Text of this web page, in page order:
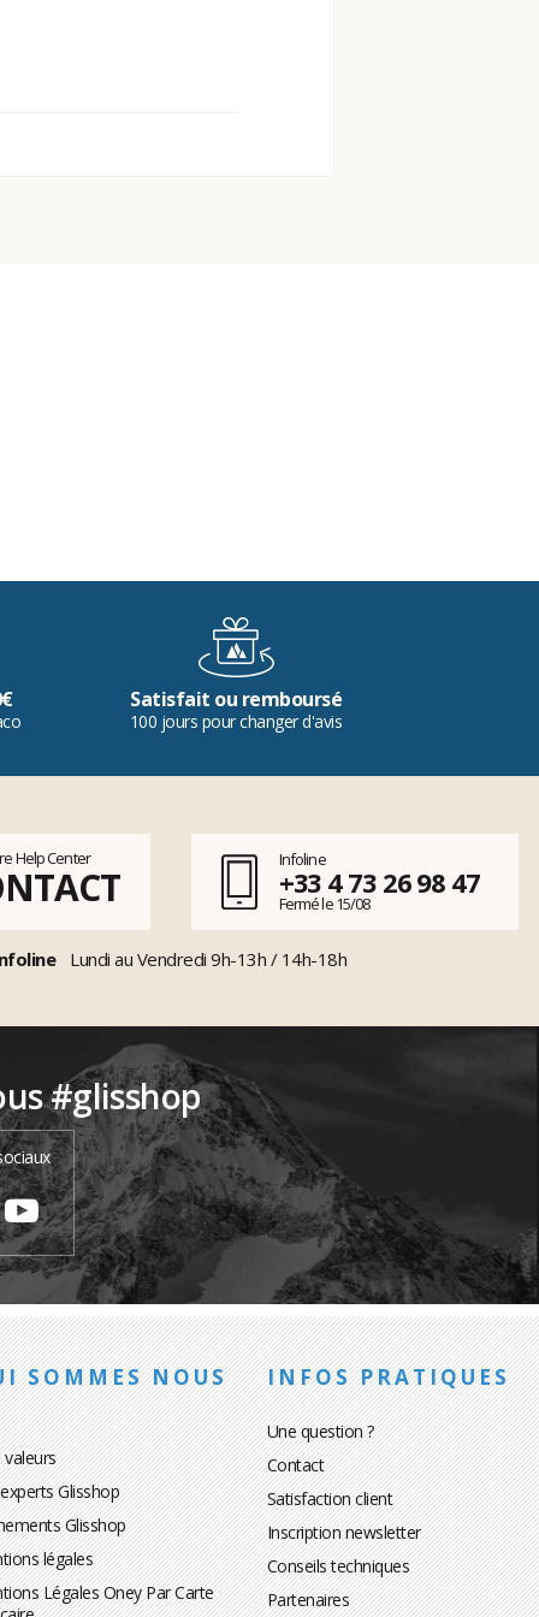
Satisfait ou remboursé
100 jours pour changer d'avis
Help Center Infoline
+33 4 73 26 98 47
Fermé le 15/08
Lundi au Vendredi 9h-13h / 14h-18h
#glisshop
SOMMES NOUS
Glisshop
Glisshop
légales
Légales Oney Par Carte
INFOS PRATIQUES
Une question ?
Contact
Satisfaction client
Inscription newsletter
Conseils techniques
Partenaires